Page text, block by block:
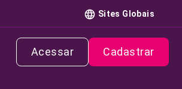
Sites Globais
Acessar Cadastrar